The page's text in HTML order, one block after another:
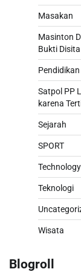
Masakan
Masinton
Bukti Disita
Pendidikan
Satpol PP
karena
Sejarah
SPORT
Technology
Teknologi
Wisata
Blogroll